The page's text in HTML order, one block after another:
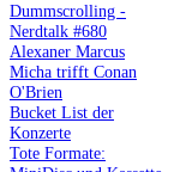
Dummscrolling -
Nerdtalk #680
Alexaner Marcus
Micha trifft Conan
O'Brien
Bucket List der
Konzerte
Tote Formate: